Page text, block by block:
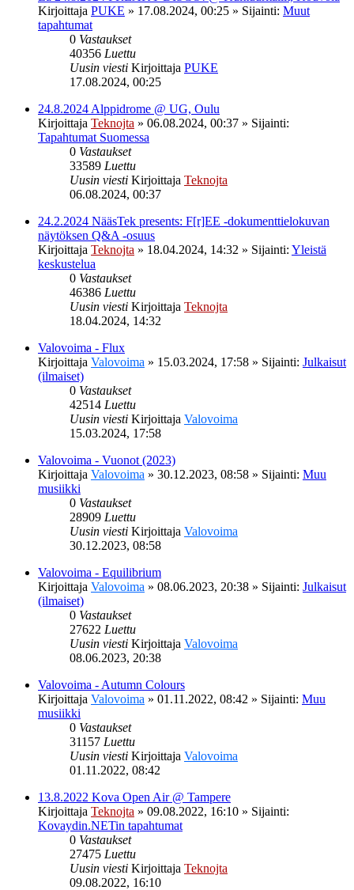
Kirjoittaja PUKE » 17.08.2024, 00:25 » Sijainti: Muut
tapahtumat
0 Vastaukset
40356 Luettu
Uusin viesti Kirjoittaja PUKE
17.08.2024, 00:25
24.8.2024 Alppidrome @ UG, Oulu
Kirjoittaja Teknojta » 06.08.2024, 00:37 » Sijainti:
Tapahtumat Suomessa
0 Vastaukset
33589 Luettu
Uusin viesti Kirjoittaja Teknojta
06.08.2024, 00:37
24.2.2024 NääsTek presents: F[r]EE -dokumenttielokuvan
näytöksen Q&A -osuus
Kirjoittaja Teknojta » 18.04.2024, 14:32 » Sijainti: Yleistä
keskustelua
0 Vastaukset
46386 Luettu
Uusin viesti Kirjoittaja Teknojta
18.04.2024, 14:32
Valovoima - Flux
Kirjoittaja Valovoima » 15.03.2024, 17:58 » Sijainti: Julkaisut
(ilmaiset)
0 Vastaukset
42514 Luettu
Uusin viesti Kirjoittaja Valovoima
15.03.2024, 17:58
Valovoima - Vuonot (2023)
Kirjoittaja Valovoima » 30.12.2023, 08:58 » Sijainti: Muu
musiikki
0 Vastaukset
28909 Luettu
Uusin viesti Kirjoittaja Valovoima
30.12.2023, 08:58
Valovoima - Equilibrium
Kirjoittaja Valovoima » 08.06.2023, 20:38 » Sijainti: Julkaisut
(ilmaiset)
0 Vastaukset
27622 Luettu
Uusin viesti Kirjoittaja Valovoima
08.06.2023, 20:38
Valovoima - Autumn Colours
Kirjoittaja Valovoima » 01.11.2022, 08:42 » Sijainti: Muu
musiikki
0 Vastaukset
31157 Luettu
Uusin viesti Kirjoittaja Valovoima
01.11.2022, 08:42
13.8.2022 Kova Open Air @ Tampere
Kirjoittaja Teknojta » 09.08.2022, 16:10 » Sijainti:
Kovaydin.NETin tapahtumat
0 Vastaukset
27475 Luettu
Uusin viesti Kirjoittaja Teknojta
09.08.2022, 16:10